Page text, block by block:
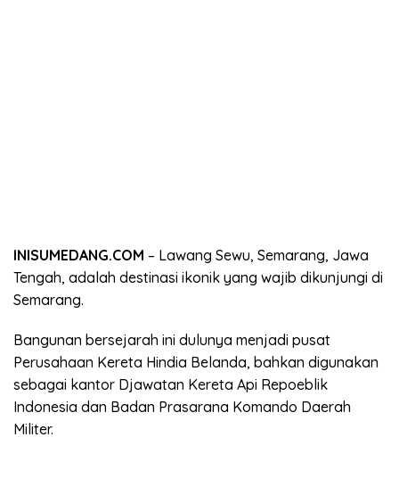
INISUMEDANG.COM – Lawang Sewu, Semarang, Jawa
Tengah, adalah destinasi ikonik yang wajib dikunjungi di
Semarang.
Bangunan bersejarah ini dulunya menjadi pusat
Perusahaan Kereta Hindia Belanda, bahkan digunakan
sebagai kantor Djawatan Kereta Api Repoeblik
Indonesia dan Badan Prasarana Komando Daerah
Militer.